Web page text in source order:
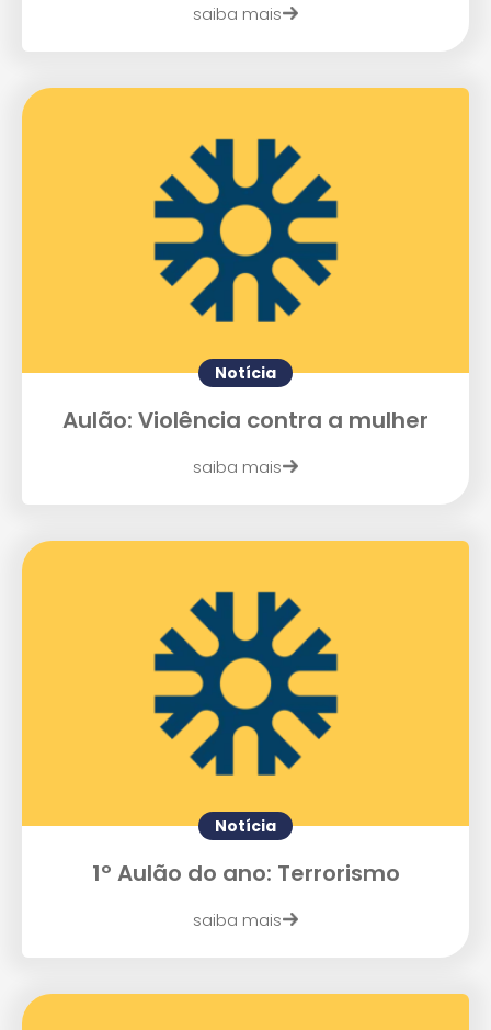
saiba mais
Notícia
Aulão: Violência contra a mulher
saiba mais
Notícia
1º Aulão do ano: Terrorismo
saiba mais
Agende uma visita
Enviei um E-mail
Enviar E-mail